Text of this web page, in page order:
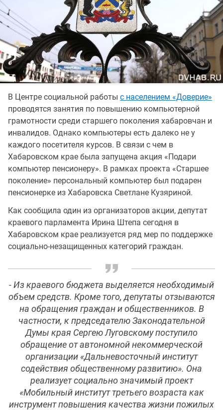
В Центре социальной работы с населением «Доверие»
проводятся занятия по повышению компьютерной
грамотности среди старшего поколения хабаровчан и
инвалидов. Однако компьютеры есть далеко не у
каждого посетителя курсов. В связи с чем в
Хабаровском крае была запущена акция «Подари
компьютер пенсионеру». В рамках проекта «Старшее
поколение» персональный компьютер был подарен
пенсионерке из Хабаровска Светлане Кузяриной.
Как сообщила один из организаторов акции, депутат
краевого парламента Ирина Штепа сегодня в
Хабаровском крае реализуется ряд мер по поддержке
социально-незащищенных категорий граждан.
- Из краевого бюджета выделяется необходимый
объем средств. Кроме того, депутаты отзываются
на обращения граждан и общественников. В
частности, к председателю Законодательной
Думы края Сергею Луговскому поступило
обращение от автономной некоммерческой
организации «Дальневосточный институт
содействия общественному развитию». Она
реализует социально значимый проект
«Мобильный институт третьего возраста как
инструмент повышения качества жизни пожилых